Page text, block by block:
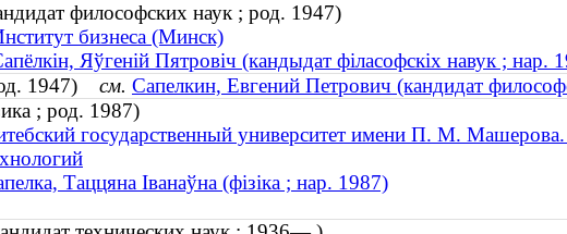
философских наук ; род. 1947)
бизнеса (Минск)
Яўгеній Пятровіч (кандыдат філасофскіх навук ; нар.
1947) см. Сапелкин, Евгений Петрович (кандидат
; род. 1987)
государственный университет имени П. М.
Таццяна Іванаўна (фізіка ; нар. 1987)